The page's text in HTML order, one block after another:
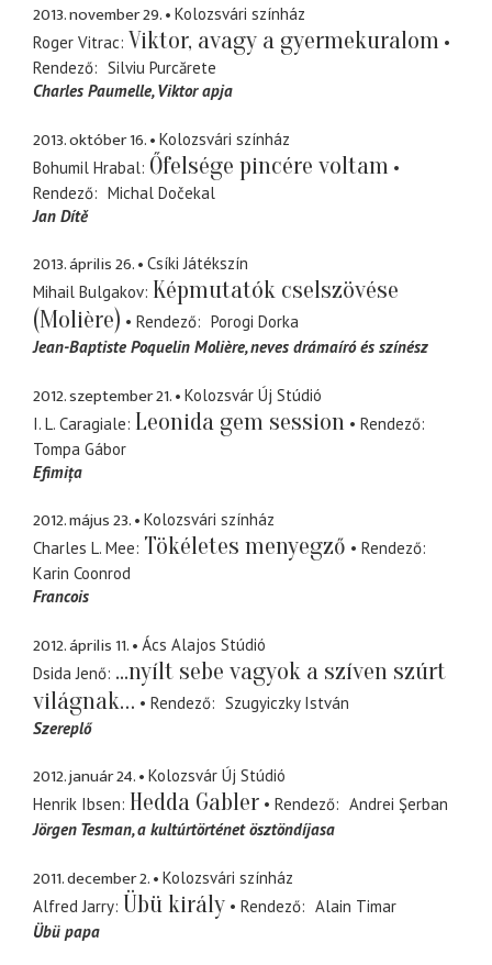
2013. november 29.
Kolozsvári színház
Roger Vitrac Viktor, avagy a gyermekuralom
Rendező
Silviu Purcărete
Charles Paumelle Viktor apja
2013. október 16.
Kolozsvári színház
Bohumil Hrabal Őfelsége pincére voltam
Rendező
Michal Dočekal
Jan Dítě
2013. április 26.
Csíki Játékszín
Mihail Bulgakov Képmutatók cselszövése
(Molière)
Rendező
Porogi Dorka
Jean-Baptiste Poquelin Molière neves drámaíró és színész
2012. szeptember 21.
Kolozsvár Új Stúdió
I. L. Caragiale Leonida gem session
Rendező
Tompa Gábor
Efimița
2012. május 23.
Kolozsvári színház
Charles L. Mee Tökéletes menyegző
Rendező
Karin Coonrod
Francois
2012. április 11.
Ács Alajos Stúdió
Dsida Jenő ...nyílt sebe vagyok a szíven szúrt
világnak…
Rendező
Szugyiczky István
Szereplő
2012. január 24.
Kolozsvár Új Stúdió
Henrik Ibsen Hedda Gabler Rendező
Andrei Şerban
Jörgen Tesman a kultúrtörténet ösztöndíjasa
2011. december 2.
Kolozsvári színház
Alfred Jarry Übü király Rendező
Alain Timar
Übü papa